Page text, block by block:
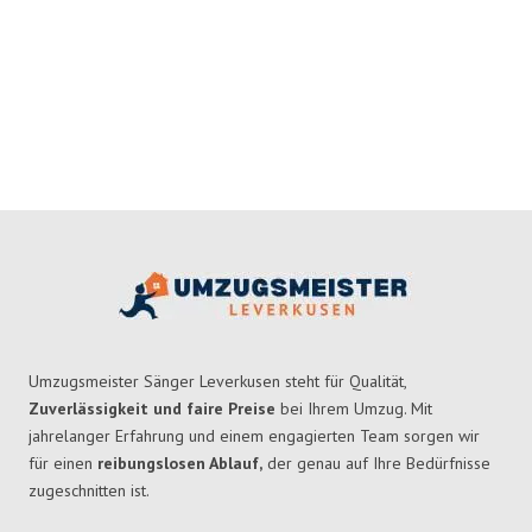
Umzugsmeister Sänger Leverkusen steht für Qualität,
Zuverlässigkeit und faire Preise bei Ihrem Umzug. Mit
jahrelanger Erfahrung und einem engagierten Team sorgen wir
für einen reibungslosen Ablauf, der genau auf Ihre Bedürfnisse
zugeschnitten ist.